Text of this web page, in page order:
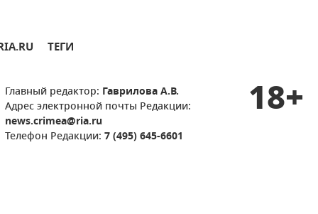
ТЕГИ
Главный редактор: Гаврилова А.В.
Адрес электронной почты Редакции:
news.crimea@ria.ru
Телефон Редакции: 7 (495) 645-6601
18+